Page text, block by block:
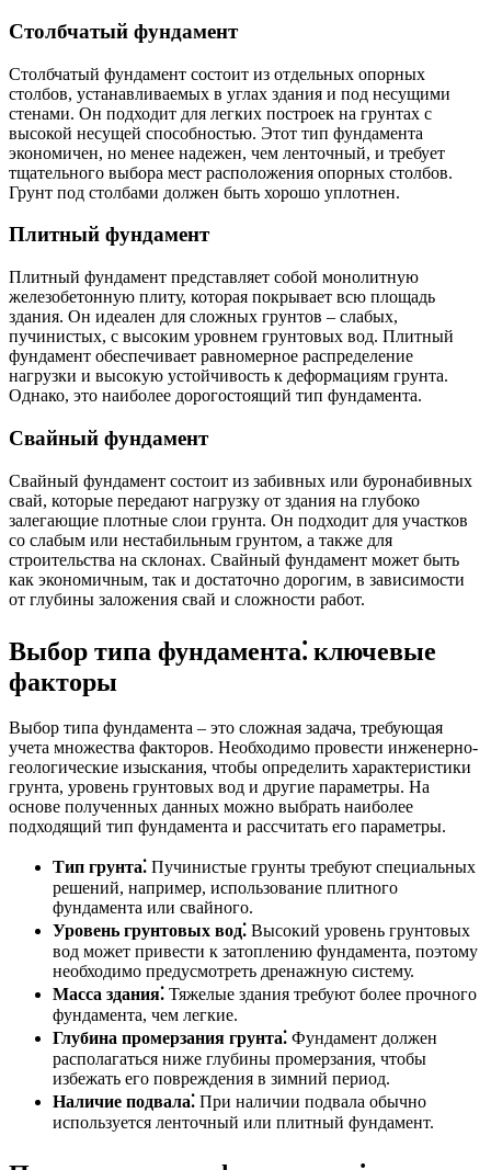
Столбчатый фундамент
Столбчатый фундамент состоит из отдельных опорных
столбов, устанавливаемых в углах здания и под несущими
стенами. Он подходит для легких построек на грунтах с
высокой несущей способностью. Этот тип фундамента
экономичен, но менее надежен, чем ленточный, и требует
тщательного выбора мест расположения опорных столбов.
Грунт под столбами должен быть хорошо уплотнен.
Плитный фундамент
Плитный фундамент представляет собой монолитную
железобетонную плиту, которая покрывает всю площадь
здания. Он идеален для сложных грунтов – слабых,
пучинистых, с высоким уровнем грунтовых вод. Плитный
фундамент обеспечивает равномерное распределение
нагрузки и высокую устойчивость к деформациям грунта.
Однако, это наиболее дорогостоящий тип фундамента.
Свайный фундамент
Свайный фундамент состоит из забивных или буронабивных
свай, которые передают нагрузку от здания на глубоко
залегающие плотные слои грунта. Он подходит для участков
со слабым или нестабильным грунтом, а также для
строительства на склонах. Свайный фундамент может быть
как экономичным, так и достаточно дорогим, в зависимости
от глубины заложения свай и сложности работ.
Выбор типа фундамента⁚ ключевые
факторы
Выбор типа фундамента – это сложная задача, требующая
учета множества факторов. Необходимо провести инженерно-
геологические изыскания, чтобы определить характеристики
грунта, уровень грунтовых вод и другие параметры. На
основе полученных данных можно выбрать наиболее
подходящий тип фундамента и рассчитать его параметры.
Тип грунта⁚ Пучинистые грунты требуют специальных
решений, например, использование плитного
фундамента или свайного.
Уровень грунтовых вод⁚ Высокий уровень грунтовых
вод может привести к затоплению фундамента, поэтому
необходимо предусмотреть дренажную систему.
Масса здания⁚ Тяжелые здания требуют более прочного
фундамента, чем легкие.
Глубина промерзания грунта⁚ Фундамент должен
располагаться ниже глубины промерзания, чтобы
избежать его повреждения в зимний период.
Наличие подвала⁚ При наличии подвала обычно
используется ленточный или плитный фундамент.